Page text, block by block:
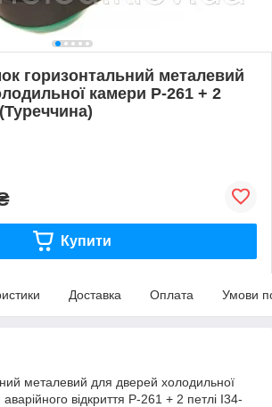
горизонтальний металевий
камери P-261 + 2
Купити
Доставка Оплата Умови
металевий для дверей холодильної
відкриття Р-261 + 2 петлі I34-